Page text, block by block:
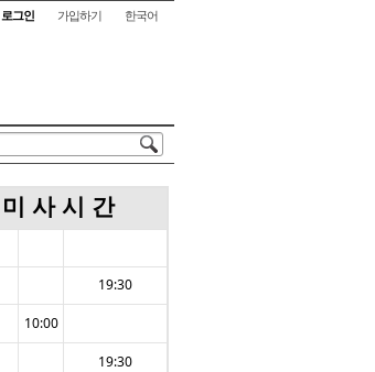
로그인 가입하기 한국어
미 사 시 간
19:30
10:00
19:30